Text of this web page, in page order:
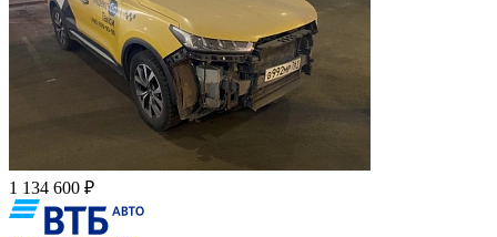
1 134 600 ₽